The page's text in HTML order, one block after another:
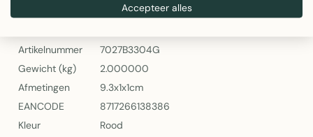
Artikelnummer
7027B3304G
Gewicht (kg)
2.000000
Afmetingen
9.3x1x1cm
EANCODE
8717266138386
Kleur
Rood
Accepteer alles